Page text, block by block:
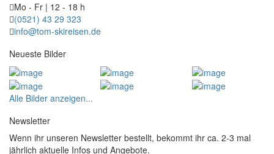
Mo - Fr | 12 - 18 h
(0521) 43 29 323
info@tom-skireisen.de
Neueste Bilder
Alle Bilder anzeigen...
Newsletter
Wenn ihr unseren Newsletter bestellt, bekommt ihr ca. 2-3 mal
jährlich aktuelle Infos und Angebote.